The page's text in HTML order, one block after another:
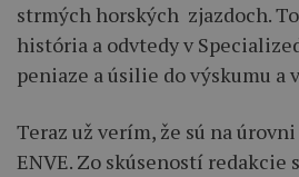
strmých horských zjazdoch.
história a odvtedy v
peniaze a úsilie do výskumu a
Teraz už verím, že sú na
ENVE. Zo skúseností redakcie